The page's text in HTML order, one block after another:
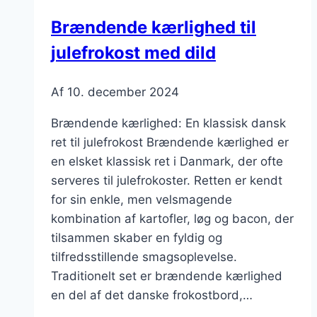
behov
Brændende kærlighed til
julefrokost med dild
Af 10. december 2024
Brændende kærlighed: En klassisk dansk
ret til julefrokost Brændende kærlighed er
en elsket klassisk ret i Danmark, der ofte
serveres til julefrokoster. Retten er kendt
for sin enkle, men velsmagende
kombination af kartofler, løg og bacon, der
tilsammen skaber en fyldig og
tilfredsstillende smagsoplevelse.
Traditionelt set er brændende kærlighed
en del af det danske frokostbord,…